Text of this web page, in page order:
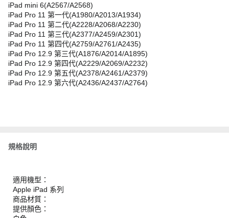
iPad mini 6(A2567/A2568)
iPad Pro 11 第一代(A1980/A2013/A1934)
iPad Pro 11 第二代(A2228/A2068/A2230)
iPad Pro 11 第三代(A2377/A2459/A2301)
iPad Pro 11 第四代(A2759/A2761/A2435)
iPad Pro 12.9 第三代(A1876/A2014/A1895)
iPad Pro 12.9 第四代(A2229/A2069/A2232)
iPad Pro 12.9 第五代(A2378/A2461/A2379)
iPad Pro 12.9 第六代(A2436/A2437/A2764)
規格說明
適用機型：
Apple iPad 系列
商品材質：
提供顏色：